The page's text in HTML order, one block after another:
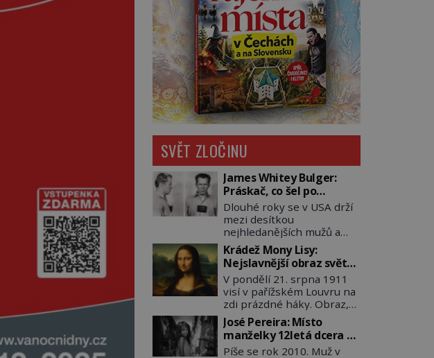
SVĚT ZLOČINU
James Whitey Bulger:
Práskač, co šel po
práskačích
Dlouhé roky se v USA drží
mezi desítkou
nejhledanějších mužů a
dopracuje to až na číslo
dvě – hned po Usámovi bin
Ládinovi (1957–2011). To je
James „Whitey“ Bulger
(1929–2018) viněný ze
spoluúčasti na 19
vraždách, vydírání a lichvy.
A samozřejmě, krom toho
je ještě drogový dealer,
Krádež Mony Lisy:
Nejslavnější obraz světa
zůstane dva roky
nezvěstný
V pondělí 21. srpna 1911
visí v pařížském Louvru na
zdi prázdné háky. Obraz,
který dnes zná celý svět, je
pryč. Zpočátku si nikdo
nemyslí, že jde o krádež.
Zaměstnanci jsou
José Pereira: Místo
manželky 12letá dcera –
a sousedi o všem vědí!
Píše se rok 2010. Muž v